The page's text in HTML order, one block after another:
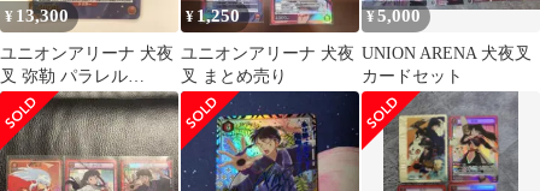
¥ 13,300
ユニオンアリーナ 犬夜
叉 弥勒 パラレル
SR★★
¥ 1,250
ユニオンアリーナ 犬夜
叉 まとめ売り
¥5,000
UNION ARENA 犬夜叉
カードセット